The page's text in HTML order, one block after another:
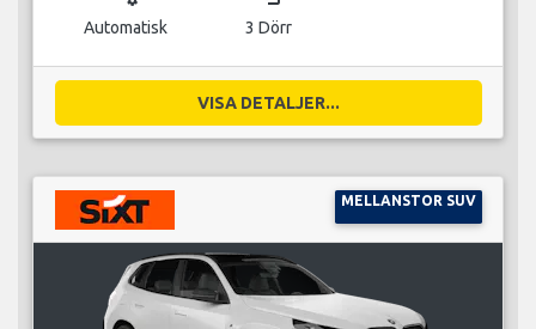
Automatisk 3 Dörr
VISA DETALJER...
MELLANSTOR SUV